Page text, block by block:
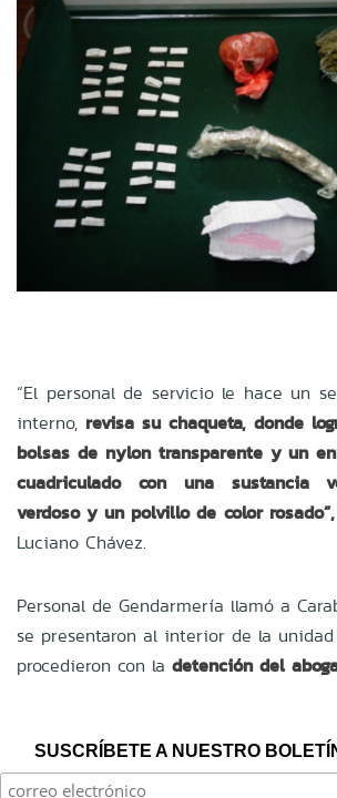
“El personal de servicio le hace un
interno, revisa su chaqueta, donde
bolsas de nylon transparente y un
cuadriculado con una sustancia
verdoso y un polvillo de color rosado”,
Luciano Chávez.
Personal de Gendarmería llamó a
se presentaron al interior de la
procedieron con la detención del
SUSCRÍBETE A NUESTRO